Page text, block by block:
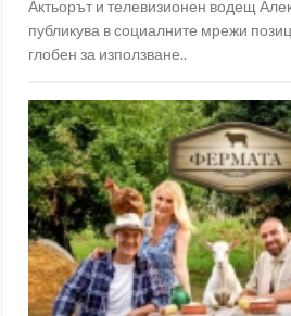
Актьорът и телевизионен водещ
публикува в социалните мрежи
глобен за използване..